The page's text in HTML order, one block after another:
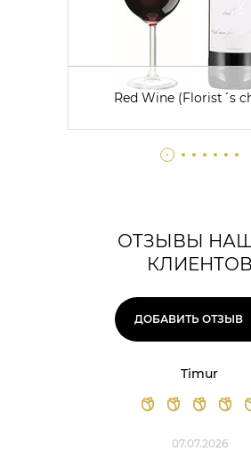
Red Wine (Florist´s
ОТЗЫВЫ
КЛИЕНТОВ
ДОБАВИТЬ ОТЗЫВ
Timur
07.07.2026